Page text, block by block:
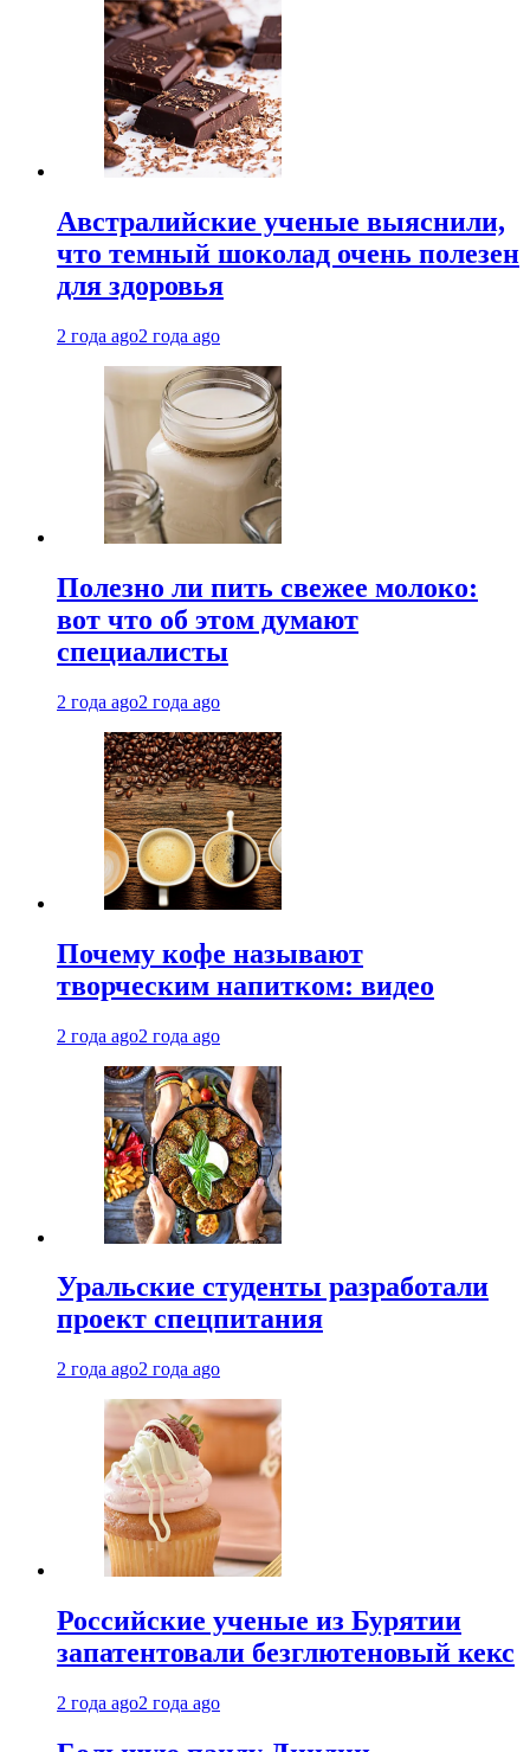
Австралийские ученые выяснили,
что темный шоколад очень полезен
для здоровья
2 года ago2 года ago
Полезно ли пить свежее молоко:
вот что об этом думают
специалисты
2 года ago2 года ago
Почему кофе называют
творческим напитком: видео
2 года ago2 года ago
Уральские студенты разработали
проект спецпитания
2 года ago2 года ago
Российские ученые из Бурятии
запатентовали безглютеновый кекс
2 года ago2 года ago